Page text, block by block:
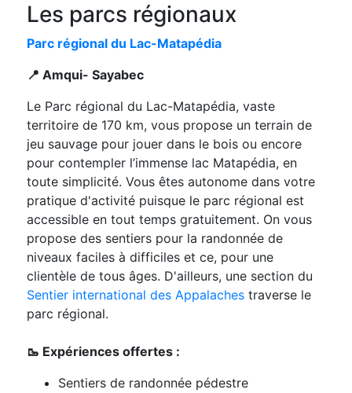
Les parcs régionaux
Parc régional du Lac-Matapédia
📍 Amqui- Sayabec
Le Parc régional du Lac-Matapédia, vaste
territoire de 170 km, vous propose un terrain de
jeu sauvage pour jouer dans le bois ou encore
pour contempler l’immense lac Matapédia, en
toute simplicité. Vous êtes autonome dans votre
pratique d'activité puisque le parc régional est
accessible en tout temps gratuitement. On vous
propose des sentiers pour la randonnée de
niveaux faciles à difficiles et ce, pour une
clientèle de tous âges. D'ailleurs, une section du
Sentier international des Appalachestraverse le
parc régional.
🥾 Expériences offertes :
Sentiers de randonnée pédestre